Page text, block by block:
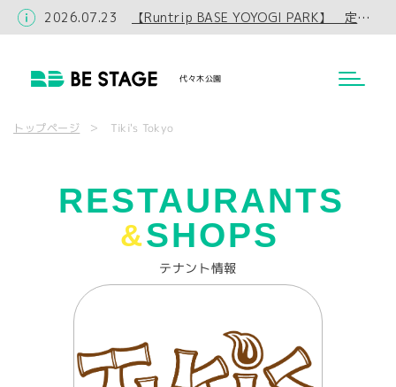
2026.07.23 【Runtrip BASE YOYOGI PARK】 定休日・カフェ営業時間変更のお知らせ
代々木公園
トップページ Tiki's Tokyo
RESTAURANTS
&SHOPS
テナント情報